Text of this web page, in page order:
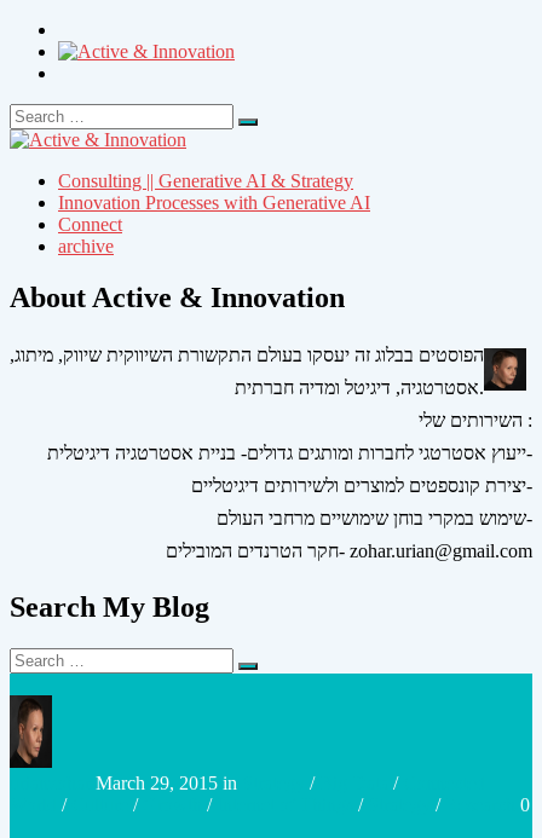
Search
for:
Search
Consulting || Generative AI & Strategy
Innovation Processes with Generative AI
Connect
archive
About Active & Innovation
הפוסטים בבלוג זה יעסקו בעולם התקשורת השיווקית שיווק, מיתוג,
אסטרטגיה, דיגיטל ומדיה חברתית.
השירותים שלי :
ייעוץ אסטרטגי לחברות ומותגים גדולים- בניית אסטרטגיה דיגיטלית-
יצירת קונספטים למוצרים ולשירותים דיגיטליים-
שימוש במקרי בוחן שימושיים מרחבי העולם-
חקר הטרנדים המובילים- zohar.urian@gmail.com
Search My Blog
Search
for:
Search
March 29, 2015 in / /
/ / / / / 0